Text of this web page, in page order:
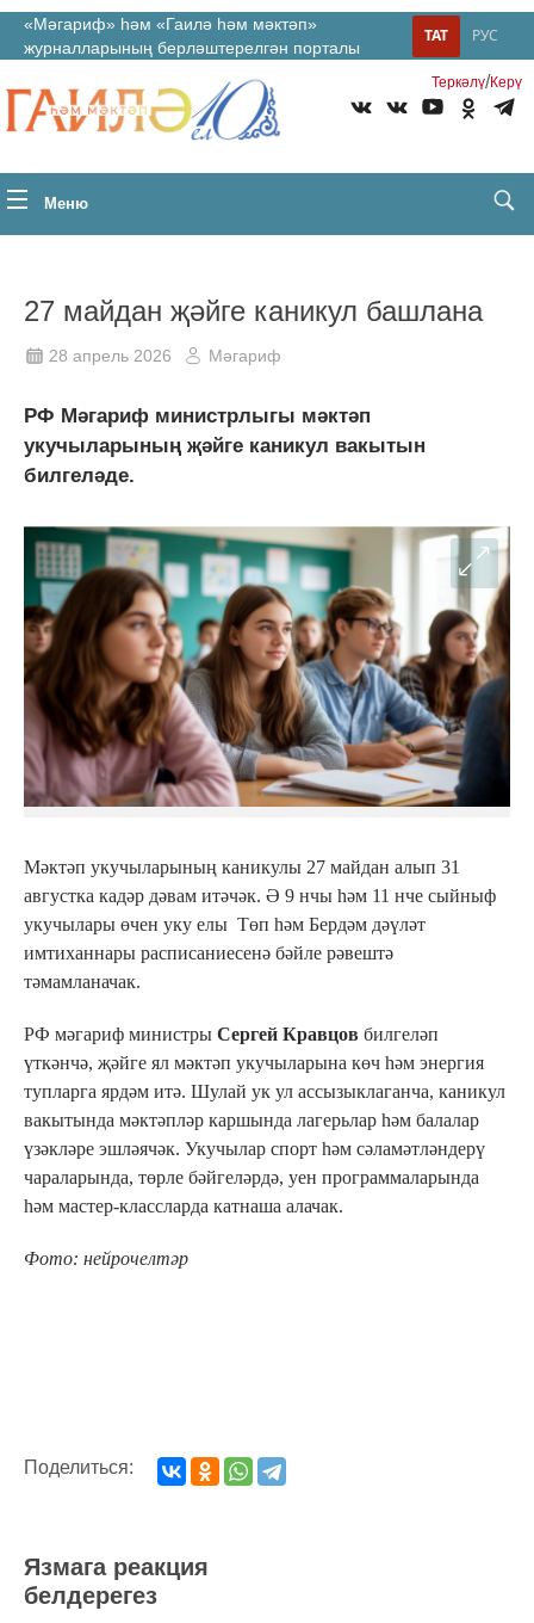
«Мәгариф» һәм «Гаилә һәм мәктәп»
журналларының берләштерелгән порталы
РУС
ТАТ
Теркəлү/Керү
Меню
27 майдан җәйге каникул башлана
28 апрель 2026 Мәгариф
РФ Мәгариф министрлыгы мәктәп
укучыларының җәйге каникул вакытын
билгеләде.
Мәктәп укучыларының каникулы 27 майдан алып 31
августка кадәр дәвам итәчәк. Ә 9 нчы һәм 11 нче сыйныф
укучылары өчен уку елы Төп һәм Бердәм дәүләт
имтиханнары расписаниесенә бәйле рәвештә
тәмамланачак.
РФ мәгариф министры Сергей Кравцов билгеләп
үткәнчә, җәйге ял мәктәп укучыларына көч һәм энергия
тупларга ярдәм итә. Шулай ук ул ассызыклаганча, каникул
вакытында мәктәпләр каршында лагерьлар һәм балалар
үзәкләре эшләячәк. Укучылар спорт һәм сәламәтләндерү
чараларында, төрле бәйгеләрдә, уен программаларында
һәм мастер-классларда катнаша алачак.
Фото: нейрочелтәр
Поделиться:
Язмага реакция
белдерегез